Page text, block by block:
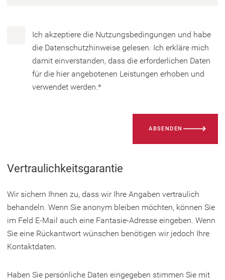
Datenschutz
Ich akzeptiere die Nutzungsbedingungen und habe
die Datenschutzhinweise gelesen. Ich erkläre mich
damit einverstanden, dass die erforderlichen Daten
für die hier angebotenen Leistungen erhoben und
verwendet werden.*
Feld
ABSENDEN
Vertraulichkeitsgarantie
Wir sichern Ihnen zu, dass wir Ihre Angaben vertraulich
behandeln. Wenn Sie anonym bleiben möchten, können Sie
im Feld E-Mail auch eine Fantasie-Adresse eingeben. Wenn
Sie eine Rückantwort wünschen benötigen wir jedoch Ihre
Kontaktdaten.
Haben Sie persönliche Daten eingegeben stimmen Sie mit